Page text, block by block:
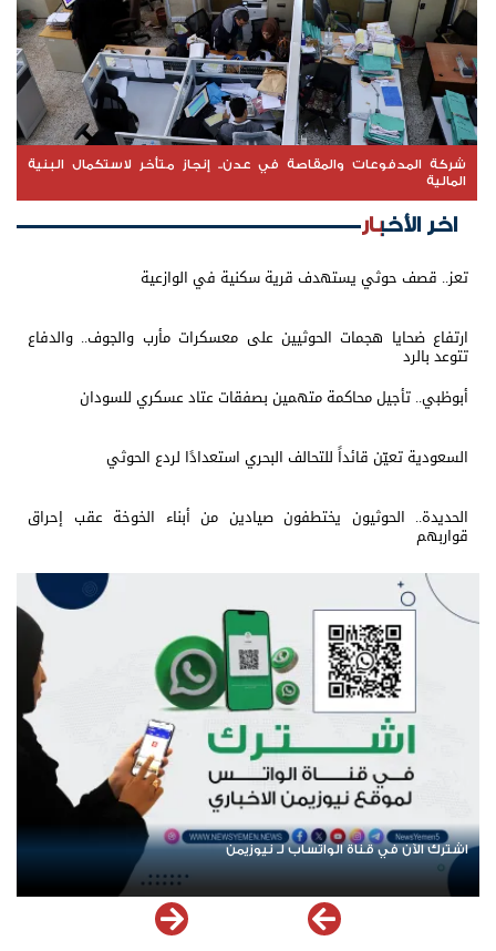
شركة المدفوعات والمقاصة في عدن.. إنجاز متأخر لاستكمال البنية
المالية
اخر الأخبار
تعز.. قصف حوثي يستهدف قرية سكنية في الوازعية
ارتفاع ضحايا هجمات الحوثيين على معسكرات مأرب والجوف.. والدفاع
تتوعد بالرد
أبوظبي.. تأجيل محاكمة متهمين بصفقات عتاد عسكري للسودان
السعودية تعيّن قائداً للتحالف البحري استعدادًا لردع الحوثي
الحديدة.. الحوثيون يختطفون صيادين من أبناء الخوخة عقب إحراق
قواربهم
عودة الرحلات الدولية إلى اليمن.. ادعاء حكومي